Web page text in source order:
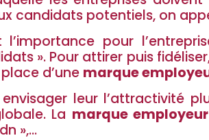
candidats potentiels, on
pour
». Pour attirer puis
d’une marque
leur l’attractivité
La marque employeur
»,…